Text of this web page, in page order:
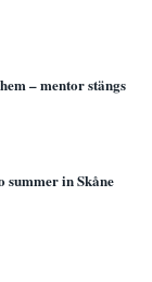
– mentor stängs
summer in Skåne